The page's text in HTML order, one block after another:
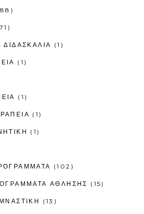
ΔΙΔΑΣΚΑΛΊΑ (1)
(1)
(1)
(1)
(1)
(102)
ΆΘΛΗΣΗΣ (15)
(13)